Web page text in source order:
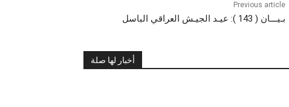
Previous article
بـيـــان ( 143 ): عيـد الجيـش العراقي الباسل
أخبار لها صلة